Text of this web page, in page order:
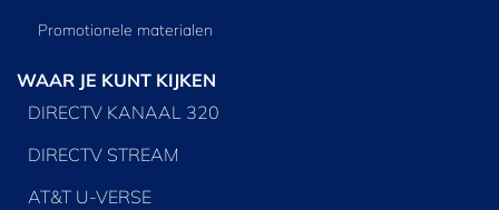
Promotionele materialen
WAAR JE KUNT KIJKEN
DIRECTV KANAAL 320
DIRECTV STREAM
AT&T U-VERSE